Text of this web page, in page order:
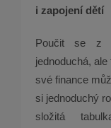
i zapojení dětí
Poučit se z
jednoduchá,
své finance
si jednoduchý
složitá